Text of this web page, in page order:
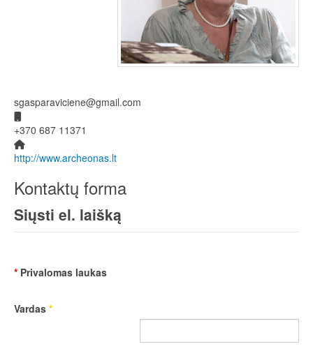
sgasparaviciene@gmail.com
+370 687 11371
Svetainė
http://www.archeonas.lt
Kontaktų forma
Siųsti el. laišką
* Privalomas laukas
Vardas *